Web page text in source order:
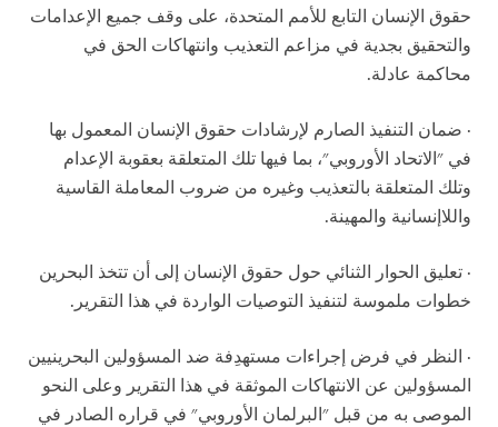
حقوق الإنسان التابع للأمم المتحدة، على وقف جميع الإعدامات
والتحقيق بجدية في مزاعم التعذيب وانتهاكات الحق في
محاكمة عادلة.
· ضمان التنفيذ الصارم لإرشادات حقوق الإنسان المعمول بها
في "الاتحاد الأوروبي"، بما فيها تلك المتعلقة بعقوبة الإعدام
وتلك المتعلقة بالتعذيب وغيره من ضروب المعاملة القاسية
واللاإنسانية والمهينة.
· تعليق الحوار الثنائي حول حقوق الإنسان إلى أن تتخذ البحرين
خطوات ملموسة لتنفيذ التوصيات الواردة في هذا التقرير.
· النظر في فرض إجراءات مستهدِفة ضد المسؤولين البحرينيين
المسؤولين عن الانتهاكات الموثقة في هذا التقرير وعلى النحو
الموصى به من قبل "البرلمان الأوروبي" في قراره الصادر في